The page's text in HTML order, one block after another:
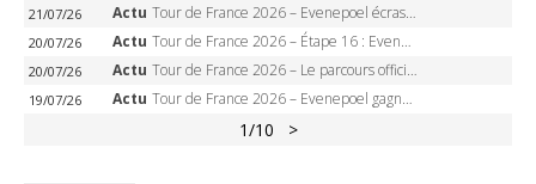
21/07/26 Actu Tour de France 2026 – Evenepoel écrase le chrono d’Évian, Seixas 4e, Lipowitz abandonne
20/07/26 Actu Tour de France 2026 – Étape 16 : Evenepoel, Pogacar, Ganna… qui domptera le chrono d’Évian pour redessiner le podium ?
20/07/26 Actu Tour de France 2026 – Le parcours officiel complet : 21 étapes, profils, carte et dates
19/07/26 Actu Tour de France 2026 – Evenepoel gagne à Solaison, Vingegaard abandonne, Pogacar toujours en jaune
1/10 >